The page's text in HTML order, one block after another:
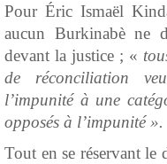
Pour Éric Ismaël
aucun Burkinabè ne
devant la justice ; «
de réconciliation
l’impunité à une
opposés à l’impunité ».
Tout en se réservant le